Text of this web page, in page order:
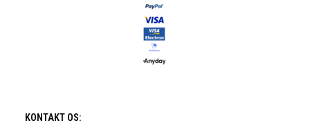
KONTAKT OS: